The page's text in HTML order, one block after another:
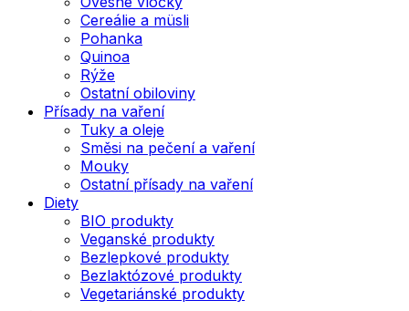
Cereálie a müsli
Pohanka
Quinoa
Rýže
Ostatní obiloviny
Přísady na vaření
Tuky a oleje
Směsi na pečení a vaření
Mouky
Ostatní přísady na vaření
Diety
BIO produkty
Veganské produkty
Bezlepkové produkty
Bezlaktózové produkty
Vegetariánské produkty